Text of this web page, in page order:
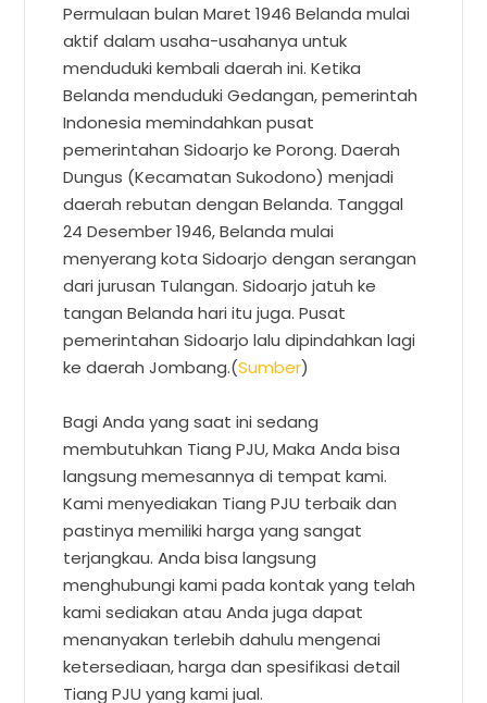
Permulaan bulan Maret 1946 Belanda mulai
aktif dalam usaha-usahanya untuk
menduduki kembali daerah ini. Ketika
Belanda menduduki Gedangan, pemerintah
Indonesia memindahkan pusat
pemerintahan Sidoarjo ke Porong. Daerah
Dungus (Kecamatan Sukodono) menjadi
daerah rebutan dengan Belanda. Tanggal
24 Desember 1946, Belanda mulai
menyerang kota Sidoarjo dengan serangan
dari jurusan Tulangan. Sidoarjo jatuh ke
tangan Belanda hari itu juga. Pusat
pemerintahan Sidoarjo lalu dipindahkan lagi
ke daerah Jombang.(Sumber)
Bagi Anda yang saat ini sedang
membutuhkan Tiang PJU, Maka Anda bisa
langsung memesannya di tempat kami.
Kami menyediakan Tiang PJU terbaik dan
pastinya memiliki harga yang sangat
terjangkau. Anda bisa langsung
menghubungi kami pada kontak yang telah
kami sediakan atau Anda juga dapat
menanyakan terlebih dahulu mengenai
ketersediaan, harga dan spesifikasi detail
Tiang PJU yang kami jual.